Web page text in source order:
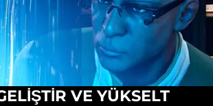
VE YÜKSELT